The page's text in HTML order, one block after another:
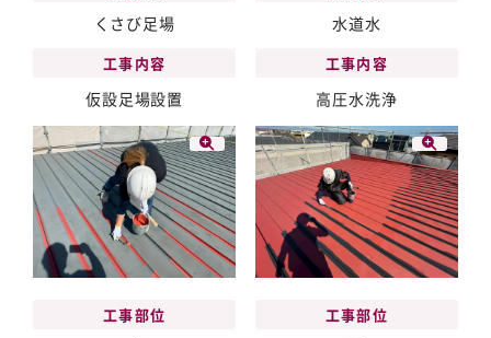
くさび足場
工事内容
仮設足場設置
水道水
工事内容
高圧水洗浄
工事部位 工事部位